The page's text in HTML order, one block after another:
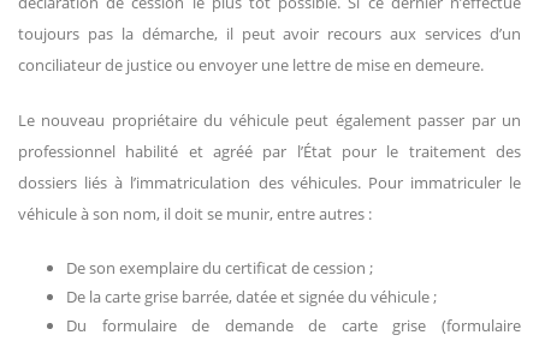
toujours pas la démarche, il peut avoir recours aux services d’un
conciliateur de justice ou envoyer une lettre de mise en demeure.
Le nouveau propriétaire du véhicule peut également passer par un
professionnel habilité et agréé par l’État pour le traitement des
dossiers liés à l’immatriculation des véhicules. Pour immatriculer le
véhicule à son nom, il doit se munir, entre autres :
De son exemplaire du certificat de cession ;
De la carte grise barrée, datée et signée du véhicule ;
Du formulaire de demande de carte grise (formulaire